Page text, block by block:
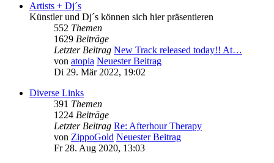
Artists + Dj´s
Künstler und Dj´s können sich hier präsentieren
552 Themen
1629 Beiträge
Letzter Beitrag New Track released today!! At…
von atopia Neuester Beitrag
Di 29. Mär 2022, 19:02
Diverse Links
391 Themen
1224 Beiträge
Letzter Beitrag Re: Afterhour Therapy
von ZippoGold Neuester Beitrag
Fr 28. Aug 2020, 13:03